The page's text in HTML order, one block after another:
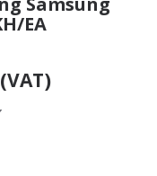
EA